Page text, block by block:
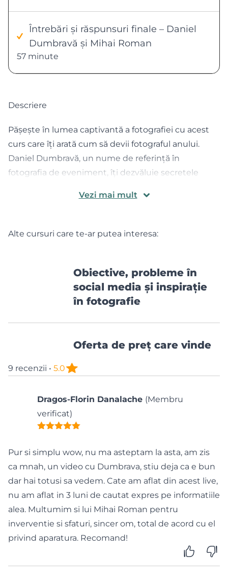
Întrebări și răspunsuri finale – Daniel
Dumbravă și Mihai Roman
57 minute
Descriere
Pășește în lumea captivantă a fotografiei cu acest
curs care îți arată cum să devii fotograful anului.
Daniel Dumbravă, un nume de referință în
fotografia de eveniment, îți dezvăluie secretele
descoperi cum să te impui pe scena fotografică din
Viziune și strategie
îți oferă o perspectivă profundă asupra modului în
care te poți distinge prin fotografiile tale. Află ce
anume caută juriile și cum să-ți alegi cele mai
Importanța și impactul concursurilor: Înțelege cum
internaționale îți poate mări vizibilitatea și
propria sa experiență și te învață să folosești
concursurile în avantajul tău.
Selectarea și pregătirea fotografiilor pentru
Alegerea fotografiilor câștigătoare: Descoperă
strategiile de selecție a fotografiilor care vor face
diferența la concursuri. Învață cum să-ți evaluezi
lucrările și să decizi care dintre acestea au cel mai
mare potențial.
Dedicarea și inspiratia
Energia și inspirația necesare succesului: Daniel îți
va arăta cât efort și pasiune sunt necesare pentru a
Vezi mai mult
Alte cursuri care te-ar putea interesa:
Obiective, probleme în
social media și inspirație
în fotografie
Oferta de preț care vinde
9 recenzii • 5.0
Dragos-Florin Danalache (Membru
verificat)
Pur si simplu wow, nu ma asteptam la asta, am zis
ca mnah, un video cu Dumbrava, stiu deja ca e bun
dar hai totusi sa vedem. Cate am aflat din acest live,
nu am aflat in 3 luni de cautat expres pe informatiile
alea. Multumim si lui Mihai Roman pentru
inverventie si sfaturi, sincer om, total de acord cu el
privind aparatura. Recomand!